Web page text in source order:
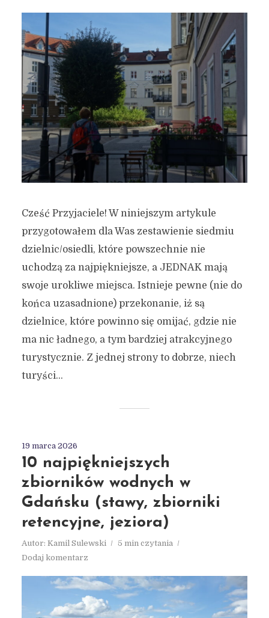
Cześć Przyjaciele! W niniejszym artykule
przygotowałem dla Was zestawienie siedmiu
dzielnic/osiedli, które powszechnie nie
uchodzą za najpiękniejsze, a JEDNAK mają
swoje urokliwe miejsca. Istnieje pewne (nie do
końca uzasadnione) przekonanie, iż są
dzielnice, które powinno się omijać, gdzie nie
ma nic ładnego, a tym bardziej atrakcyjnego
turystycznie. Z jednej strony to dobrze, niech
turyści...
19 marca 2026
10 najpiękniejszych
zbiorników wodnych w
Gdańsku (stawy, zbiorniki
retencyjne, jeziora)
Autor: Kamil Sulewski
5 min czytania
Dodaj komentarz